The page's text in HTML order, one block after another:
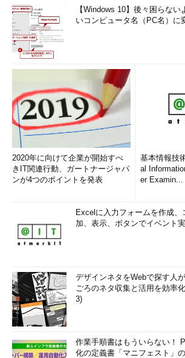
【Windows 10】後々困らな
いコンピュータ名（PC名）に
2020年に向けて企業が開始すべ
きIT関連行動、ガートナージャパ
ンが4つのポイントを発表
基本情報技
al
er Examin...
Excelに入力フォームを作成、
加、表示、ボタンでイベント
デザインネタをWebで探す人
ごろのネタ収集と活用を効率
3)
作業手順書はもういらない！
化の定義書「マニフェスト」